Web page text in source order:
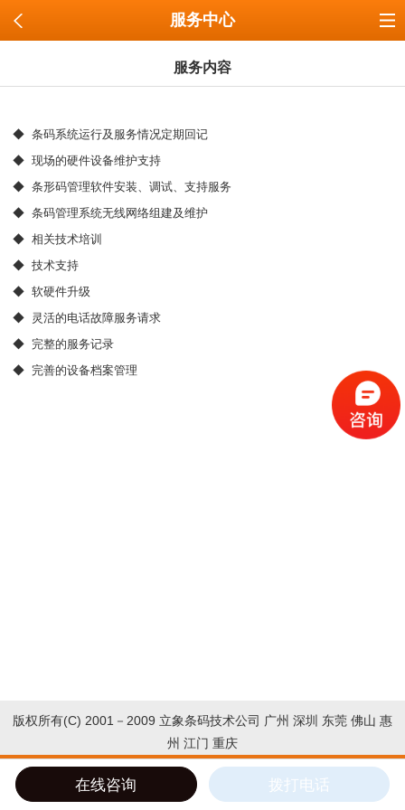
服务中心
服务内容
◆ 条码系统运行及服务情况定期回记
◆ 现场的硬件设备维护支持
◆ 条形码管理软件安装、调试、支持服务
◆ 条码管理系统无线网络组建及维护
◆ 相关技术培训
◆ 技术支持
◆ 软硬件升级
◆ 灵活的电话故障服务请求
◆ 完整的服务记录
◆ 完善的设备档案管理
版权所有(C) 2001－2009 立象条码技术公司 广州 深圳 东莞 佛山 惠
州 江门 重庆
导航 QQ 电话1
在线咨询 拨打电话